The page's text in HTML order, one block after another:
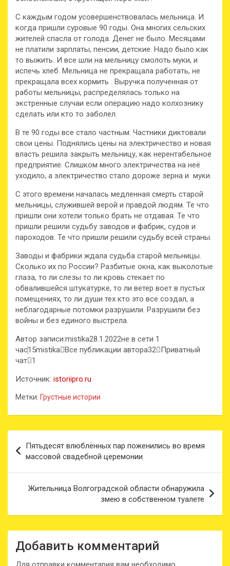
С каждым годом усовершенствовалась мельница. И
когда пришли суровые 90 годы. Она многих сельских
жителей спасла от голода. Денег не было. Месяцами
не платили зарплаты, пенсии, детские. Надо было как
то выжить. И все шли на мельницу смолоть муки, и
испечь хлеб. Мельница не прекращала работать, не
прекращала всех кормить . Выручка полученная от
работы мельницы, распределялась только на
экстренные случаи если операцию надо колхознику
сделать или кто то заболел.
В те 90 годы все стало частным. Частники диктовали
свои цены. Поднялись цены на электричество и новая
власть решила закрыть мельницу, как нерентабельное
предприятие. Слишком много электричества на неё
уходило, а электричество стало дороже зерна и муки.
С этого времени началась медленная смерть старой
мельницы, служившей верой и правдой людям. Те что
пришли они хотели только брать не отдавая. Те что
пришли решили судьбу заводов и фабрик, судов и
пароходов. Те что пришли решили судьбу всей страны.
Заводы и фабрики ждала судьба старой мельницы.
Сколько их по России? Разбитые окна, как выколотые
глаза, то ли слезы то ли кровь стекает по
обвалившейся штукатурке, то ли ветер воет в пустых
помещениях, то ли души тех кто это все создал, а
неблагодарные потомки разрушили. Разрушили без
войны и без единого выстрела.
Автор записи:mistika28.1.2022не в сети 1
час15mistika Все публикации автора32 Приватный
чат 1
Источник: istoriipro.ru
Метки: Грустные истории
по
записям
Пятьдесят влюблённых пар поженились во время
массовой свадебной церемонии
Жительница Волгоградской области обнаружила
змею в собственном туалете
Добавить комментарий